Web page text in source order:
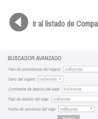
Ir al listado de